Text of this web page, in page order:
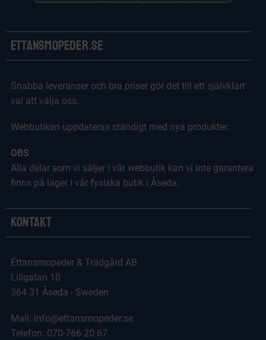
Ettansmopeder.se
Snabba leveranser och bra priser gör det till ett självklart
val att välja oss.
Webbutiken uppdateras ständigt med nya produkter.
OBS
Alla delar som vi säljer i vår webbutik kan vi inte garantera
finns på lager i vår fysiska butik i Åseda.
Kontakt
Ettansmopeder & Trädgård AB
Lillgatan 10
364 31 Åseda - Sweden
Mail: info@ettansmopeder.se
Telefon: 070-766 20 67